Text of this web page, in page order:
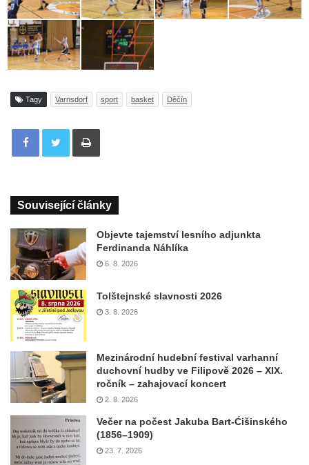
Tagy Varnsdorf sport basket Děčín
Tisknout
Související články
Objevte tajemství lesního adjunkta
Ferdinanda Náhlíka
6. 8. 2026
Tolštejnské slavnosti 2026
3. 8. 2026
Mezinárodní hudební festival varhanní
duchovní hudby ve Filipově 2026 – XIX.
ročník – zahajovací koncert
2. 8. 2026
Večer na počest Jakuba Bart-Ćišinského
(1856–1909)
23. 7. 2026